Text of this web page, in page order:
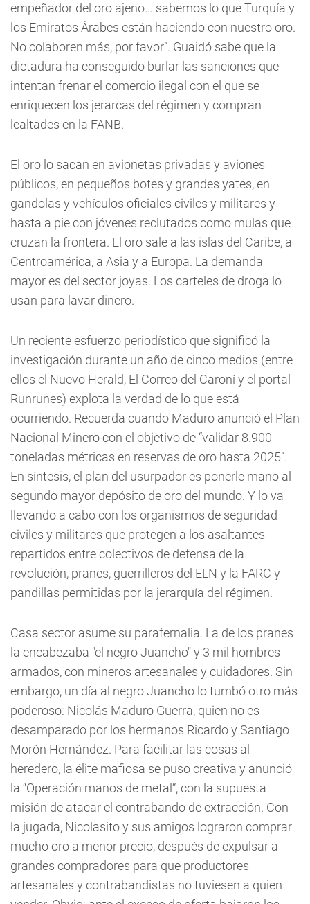
empeñador del oro ajeno… sabemos lo que Turquía y
los Emiratos Árabes están haciendo con nuestro oro.
No colaboren más, por favor”. Guaidó sabe que la
dictadura ha conseguido burlar las sanciones que
intentan frenar el comercio ilegal con el que se
enriquecen los jerarcas del régimen y compran
lealtades en la FANB.
El oro lo sacan en avionetas privadas y aviones
públicos, en pequeños botes y grandes yates, en
gandolas y vehículos oficiales civiles y militares y
hasta a pie con jóvenes reclutados como mulas que
cruzan la frontera. El oro sale a las islas del Caribe, a
Centroamérica, a Asia y a Europa. La demanda
mayor es del sector joyas. Los carteles de droga lo
usan para lavar dinero.
Un reciente esfuerzo periodístico que significó la
investigación durante un año de cinco medios (entre
ellos el Nuevo Herald, El Correo del Caroní y el portal
Runrunes) explota la verdad de lo que está
ocurriendo. Recuerda cuando Maduro anunció el Plan
Nacional Minero con el objetivo de “validar 8.900
toneladas métricas en reservas de oro hasta 2025”.
En síntesis, el plan del usurpador es ponerle mano al
segundo mayor depósito de oro del mundo. Y lo va
llevando a cabo con los organismos de seguridad
civiles y militares que protegen a los asaltantes
repartidos entre colectivos de defensa de la
revolución, pranes, guerrilleros del ELN y la FARC y
pandillas permitidas por la jerarquía del régimen.
Casa sector asume su parafernalia. La de los pranes
la encabezaba "el negro Juancho" y 3 mil hombres
armados, con mineros artesanales y cuidadores. Sin
embargo, un día al negro Juancho lo tumbó otro más
poderoso: Nicolás Maduro Guerra, quien no es
desamparado por los hermanos Ricardo y Santiago
Morón Hernández. Para facilitar las cosas al
heredero, la élite mafiosa se puso creativa y anunció
la “Operación manos de metal”, con la supuesta
misión de atacar el contrabando de extracción. Con
la jugada, Nicolasito y sus amigos lograron comprar
mucho oro a menor precio, después de expulsar a
grandes compradores para que productores
artesanales y contrabandistas no tuviesen a quien